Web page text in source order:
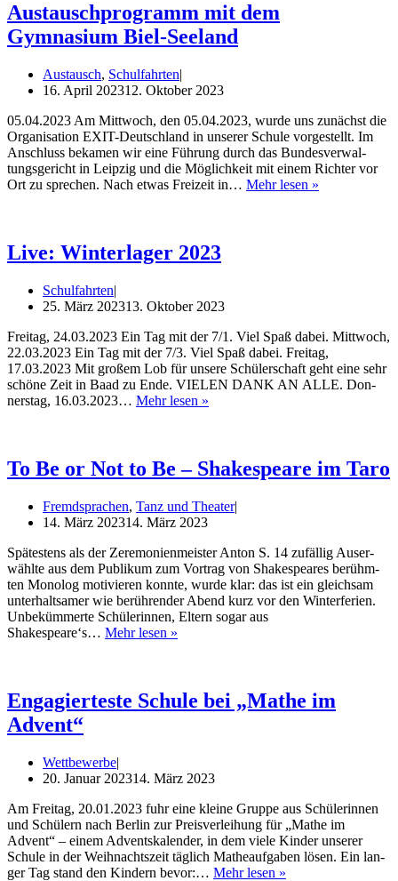
Austauschprogramm mit dem
Gymnasium Biel-Seeland
Austausch, Schulfahrten
16. April 202312. Oktober 2023
05.04.2023 Am Mitt­woch, den 05.04.2023, wur­de uns zunächst die
Orga­ni­sa­ti­on EXIT-Deut­sch­­land in unse­rer Schu­le vor­ge­stellt. Im
Anschluss beka­men wir eine Füh­rung durch das Bun­des­ver­wal­
tungs­ge­richt in Leip­zig und die Mög­lich­keit mit einem Rich­ter vor
Ort zu spre­chen. Nach etwas Frei­zeit in… Mehr lesen »
Biel-
Seeland
Live: Winterlager 2023
Schulfahrten
25. März 202313. Oktober 2023
Frei­tag, 24.03.2023 Ein Tag mit der 7/1. Viel Spaß dabei. Mitt­woch,
22.03.2023 Ein Tag mit der 7/3. Viel Spaß dabei. Frei­tag,
17.03.2023 Mit gro­ßem Lob für unse­re Schü­ler­schaft geht eine sehr
schö­ne Zeit in Baad zu Ende. VIELEN DANK AN ALLE. Don­
ners­tag, 16.03.2023… Mehr lesen »
ger 2023
To Be or Not to Be – Shakespeare im Taro
Fremdsprachen, Tanz und Theater
14. März 202314. März 2023
Spä­tes­tens als der Zere­mo­nien­meis­ter Anton S. 14 zufäl­lig Aus­er­
wähl­te aus dem Publi­kum zum Vor­trag von Shake­speares berühm­
ten Mono­log moti­vie­ren konn­te, wur­de klar: das ist ein gleich­sam
unter­halt­sa­mer wie berüh­ren­der Abend kurz vor den Win­ter­fe­ri­en.
Unbe­küm­mer­te Schü­le­rin­nen, Eltern sogar aus
Shakespeare‘s… Mehr lesen »
to
Be
im Taro
Engagierteste Schule bei „Mathe im
Advent“
Wettbewerbe
20. Januar 202314. März 2023
Am Frei­tag, 20.01.2023 fuhr eine klei­ne Grup­pe aus Schü­le­rin­nen
und Schü­lern nach Ber­lin zur Preis­ver­lei­hung für „Mathe im
Advent“ – einem Advents­ka­len­der, in dem vie­le Kin­der unse­rer
Schu­le in der Weih­nachts­zeit täg­lich Mathe­auf­ga­ben lösen. Ein lan­
ger Tag stand den Kin­dern bevor:… Mehr lesen »